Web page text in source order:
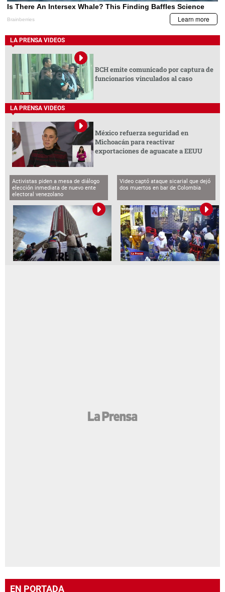
LA PRENSA VIDEOS
BCH emite comunicado por captura de
funcionarios vinculados al caso
LA PRENSA VIDEOS
México refuerza seguridad en
Michoacán para reactivar
exportaciones de aguacate a EEUU
Activistas piden a mesa de diálogo
elección inmediata de nuevo ente
electoral venezolano
Video captó ataque sicarial que dejó
dos muertos en bar de Colombia
EN PORTADA